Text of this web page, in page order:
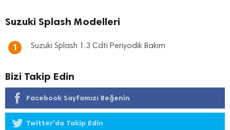
Suzuki Splash Modelleri
1 Suzuki Splash 1.3 Cdti Periyodik Bakım
Bizi Takip Edin
Facebook Sayfamızı Beğenin
Twitter'da Takip Edin